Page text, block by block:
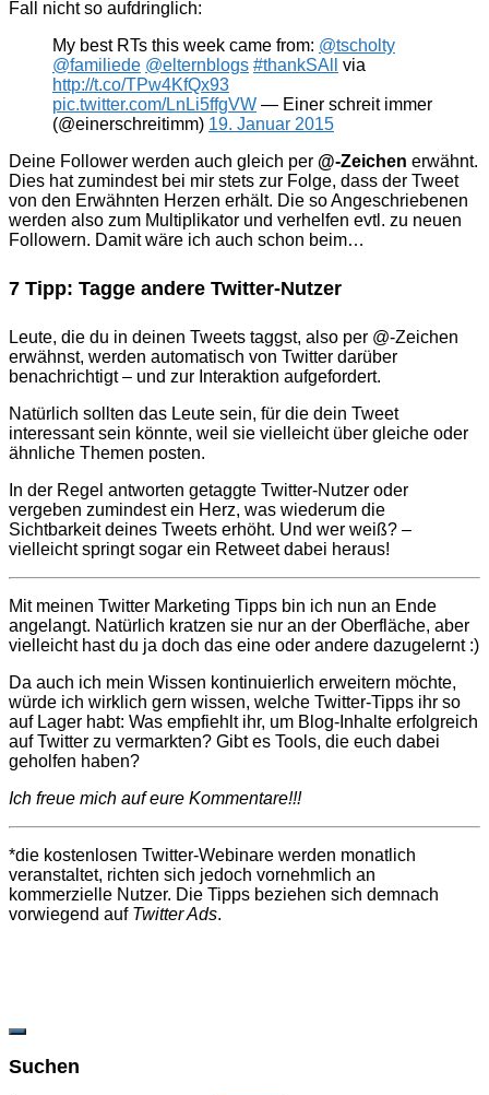
Fall nicht so aufdringlich:
My best RTs this week came from: @tscholty
@familiede @elternblogs #thankSAll
via
http://t.co/TPw4KfQx93
pic.twitter.com/LnLi5ffgVW — Einer schreit immer
(@einerschreitimm) 19. Januar 2015
Deine Follower werden auch gleich per @-Zeichen erwähnt.
Dies hat zumindest bei mir stets zur Folge, dass der Tweet
von den Erwähnten Herzen erhält. Die so Angeschriebenen
werden also zum Multiplikator und verhelfen evtl. zu neuen
Followern. Damit wäre ich auch schon beim…
7 Tipp: Tagge andere Twitter-Nutzer
Leute, die du in deinen Tweets taggst, also per @-Zeichen
erwähnst, werden automatisch von Twitter darüber
benachrichtigt – und zur Interaktion aufgefordert.
Natürlich sollten das Leute sein, für die dein Tweet
interessant sein könnte, weil sie vielleicht über gleiche oder
ähnliche Themen posten.
In der Regel antworten getaggte Twitter-Nutzer oder
vergeben zumindest ein Herz, was wiederum die
Sichtbarkeit deines Tweets erhöht. Und wer weiß? –
vielleicht springt sogar ein Retweet dabei heraus!
Mit meinen Twitter Marketing Tipps bin ich nun an Ende
angelangt. Natürlich kratzen sie nur an der Oberfläche, aber
vielleicht hast du ja doch das eine oder andere dazugelernt :)
Da auch ich mein Wissen kontinuierlich erweitern möchte,
würde ich wirklich gern wissen, welche Twitter-Tipps ihr so
auf Lager habt: Was empfiehlt ihr, um Blog-Inhalte erfolgreich
auf Twitter zu vermarkten? Gibt es Tools, die euch dabei
geholfen haben?
Ich freue mich auf eure Kommentare!!!
*die kostenlosen Twitter-Webinare werden monatlich
veranstaltet, richten sich jedoch vornehmlich an
kommerzielle Nutzer. Die Tipps beziehen sich demnach
vorwiegend auf Twitter Ads.
Suchen